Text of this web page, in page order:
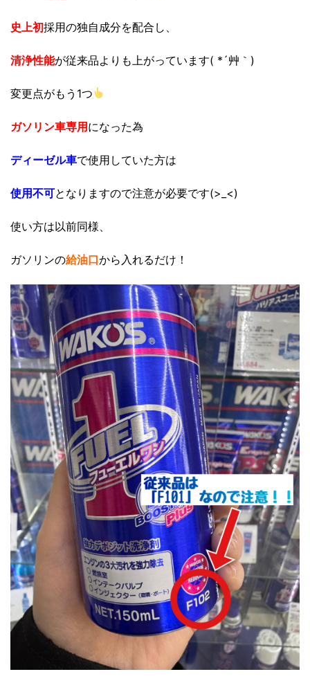
史上初採用の独自成分を配合し、
清浄性能が従来品よりも上がっています( *´艸｀)
変更点がもう1つ
ガソリン車専用になった為
ディーゼル車で使用していた方は
使用不可となりますので注意が必要です(>_<)
使い方は以前同様、
ガソリンの給油口から入れるだけ！